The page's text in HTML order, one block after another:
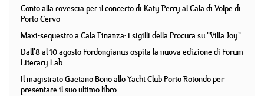
Conto alla rovescia per il concerto di Katy Perry al Cala di Volpe di
Porto Cervo
Maxi-sequestro a Cala Finanza: i sigilli della Procura su "Villa Joy"
Dall'8 al 10 agosto Fordongianus ospita la nuova edizione di Forum
Literary Lab
Il magistrato Gaetano Bono allo Yacht Club Porto Rotondo per
presentare il suo ultimo libro